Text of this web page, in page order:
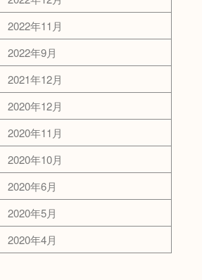
2022年11月
2022年9月
2021年12月
2020年12月
2020年11月
2020年10月
2020年6月
2020年5月
2020年4月